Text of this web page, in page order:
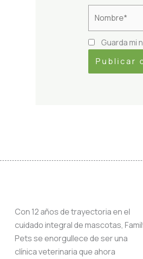
Guarda mi
Con 12 años de trayectoria en el
cuidado integral de mascotas,
Pets se enorgullece de ser una
clínica veterinaria que ahora